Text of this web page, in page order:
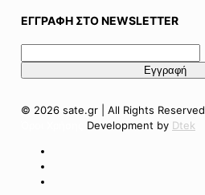
ΕΓΓΡΑΦΗ ΣΤΟ NEWSLETTER
© 2026 sate.gr | All Rights Reserved
Development by Dtek